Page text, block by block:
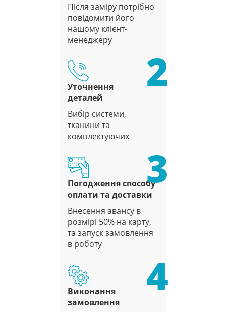
Після заміру потрібно
повідомити його
нашому клієнт-
менеджеру
2
Уточнення
деталей
Вибір системи,
тканини та
комплектуючих
3
Погодження способу
оплати та доставки
Внесення авансу в
розмірі 50% на карту,
та запуск замовлення
в роботу
4
Виконання
замовлення